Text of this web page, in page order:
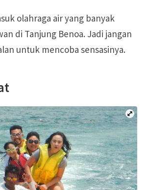
olahraga air yang banyak
di Tanjung Benoa. Jadi jangan
untuk mencoba sensasinya.